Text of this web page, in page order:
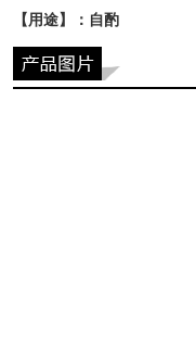
【用途】：自酌